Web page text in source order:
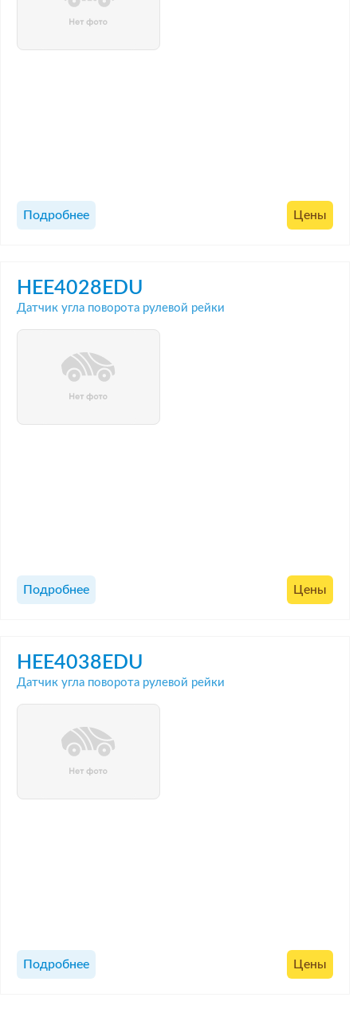
Подробнее Цены
HEE4028EDU
Датчик угла поворота рулевой рейки
Подробнее Цены
HEE4038EDU
Датчик угла поворота рулевой рейки
Подробнее Цены